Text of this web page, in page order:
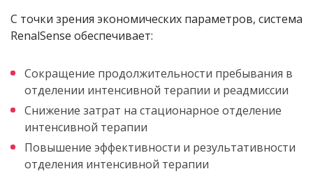
С точки зрения экономических параметров, система
RenalSense обеспечивает:
Сокращение продолжительности пребывания в
отделении интенсивной терапии и реадмиссии
Снижение затрат на стационарное отделение
интенсивной терапии
Повышение эффективности и результативности
отделения интенсивной терапии